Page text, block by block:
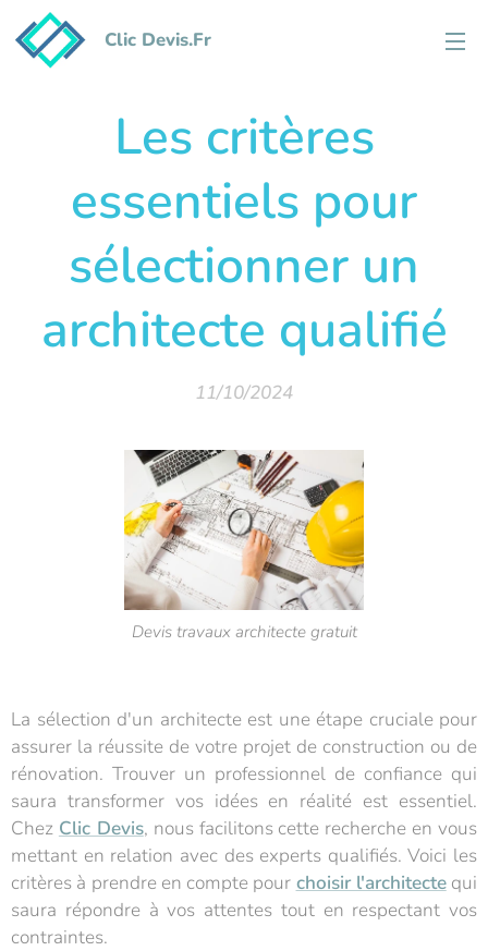
Clic Devis.Fr
Les critères
essentiels pour
sélectionner un
architecte qualifié
11/10/2024
Devis travaux architecte gratuit
La sélection d'un architecte est une étape cruciale pour
assurer la réussite de votre projet de construction ou de
rénovation. Trouver un professionnel de confiance qui
saura transformer vos idées en réalité est essentiel.
Chez Clic Devis, nous facilitons cette recherche en vous
mettant en relation avec des experts qualifiés. Voici les
critères à prendre en compte pour choisir l'architectequi
saura répondre à vos attentes tout en respectant vos
contraintes.